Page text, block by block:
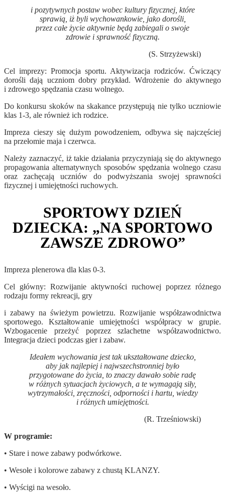
i pozytywnych postaw wobec kultury fizycznej, które
sprawią, iż byli wychowankowie, jako dorośli,
przez całe życie aktywnie będą zabiegali o swoje
zdrowie i sprawność fizyczną.
(S. Strzyżewski)
Cel imprezy: Promocja sportu. Aktywizacja rodziców. Ćwiczący
dorośli dają uczniom dobry przykład. Wdrożenie do aktywnego
i zdrowego spędzania czasu wolnego.
Do konkursu skoków na skakance przystępują nie tylko uczniowie
klas 1-3, ale również ich rodzice.
Impreza cieszy się dużym powodzeniem, odbywa się najczęściej
na przełomie maja i czerwca.
Należy zaznaczyć, iż takie działania przyczyniają się do aktywnego
propagowania alternatywnych sposobów spędzania wolnego czasu
oraz zachęcają uczniów do podwyższania swojej sprawności
fizycznej i umiejętności ruchowych.
SPORTOWY DZIEŃ
DZIECKA: „NA SPORTOWO
ZAWSZE ZDROWO”
Impreza plenerowa dla klas 0-3.
Cel główny: Rozwijanie aktywności ruchowej poprzez różnego
rodzaju formy rekreacji, gry
i zabawy na świeżym powietrzu. Rozwijanie współzawodnictwa
sportowego. Kształtowanie umiejętności współpracy w grupie.
Wzbogacenie przeżyć poprzez szlachetne współzawodnictwo.
Integracja dzieci podczas gier i zabaw.
Ideałem wychowania jest tak ukształtowane dziecko,
aby jak najlepiej i najwszechstronniej było
przygotowane do życia, to znaczy dawało sobie radę
w różnych sytuacjach życiowych, a te wymagają siły,
wytrzymałości, zręczności, odporności i hartu, wiedzy
i różnych umiejętności.
(R. Trześniowski)
W programie:
• Stare i nowe zabawy podwórkowe.
• Wesołe i kolorowe zabawy z chustą KLANZY.
• Wyścigi na wesoło.